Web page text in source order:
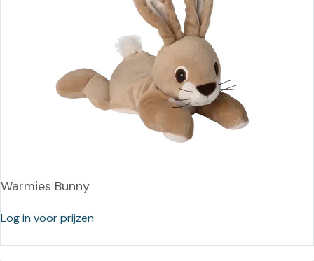
Warmies Bunny
Log in voor prijzen